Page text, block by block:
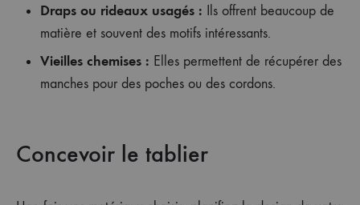
Draps ou rideaux usagés : Ils offrent beaucoup de
matière et souvent des motifs intéressants.
Vieilles chemises : Elles permettent de récupérer des
manches pour des poches ou des cordons.
Concevoir le tablier